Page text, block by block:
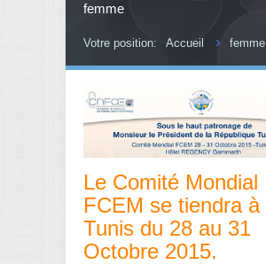
femme
Votre position: Accueil femme
Le Comité Mondial
FCEM se tiendra à
Tunis du 28 au 31
Octobre 2015.